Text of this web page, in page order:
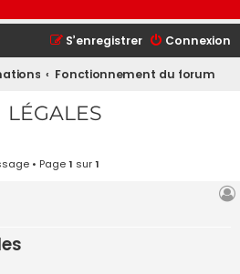
Connexion
S’enregistrer
Fonctionnement du forum
• Page1 sur1